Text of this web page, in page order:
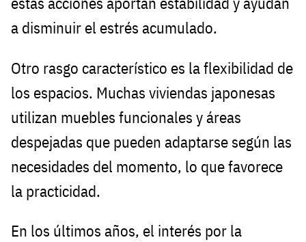
a disminuir el estrés acumulado.
Otro rasgo característico es la flexibilidad de
los espacios. Muchas viviendas japonesas
utilizan muebles funcionales y áreas
despejadas que pueden adaptarse según las
necesidades del momento, lo que favorece
la practicidad.
En los últimos años, el interés por la